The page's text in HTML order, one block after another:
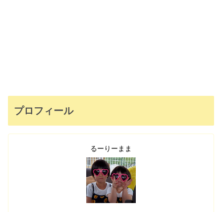
プロフィール
るーりーまま